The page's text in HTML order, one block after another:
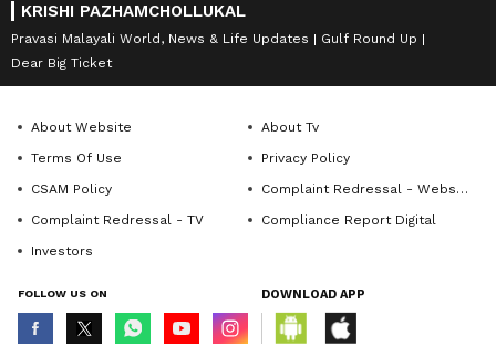
KRISHI PAZHAMCHOLLUKAL
Pravasi Malayali World, News & Life Updates
Gulf Round Up
Dear Big Ticket
About Website
About Tv
Terms Of Use
Privacy Policy
CSAM Policy
Complaint Redressal - Website
Complaint Redressal - TV
Compliance Report Digital
Investors
FOLLOW US ON DOWNLOAD APP